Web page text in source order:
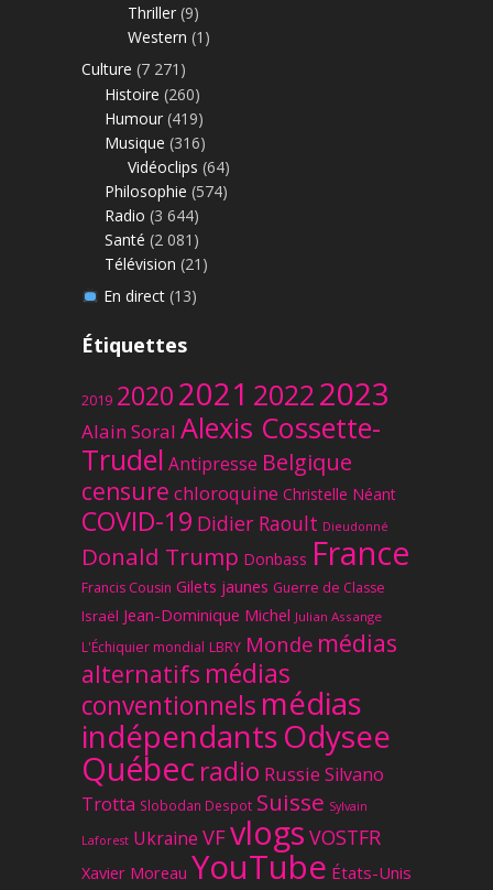
Thriller (9)
Western (1)
Culture (7 271)
Histoire (260)
Humour (419)
Musique (316)
Vidéoclips (64)
Philosophie (574)
Radio (3 644)
Santé (2 081)
Télévision (21)
En direct(13)
Étiquettes
2019 20202021 20222023
Alain Soral Alexis Cossette-
Trudel Antipresse Belgique
censure chloroquine Christelle Néant
COVID-19 Didier Raoult Dieudonné
Donald Trump Donbass France
Francis Cousin Gilets jaunes Guerre de Classe
Israël Jean-Dominique Michel Julian Assange
L'Échiquier mondial LBRY Monde médias
alternatifs médias
conventionnels médias
indépendantsOdysee
Québec radio Russie Silvano
Trotta Slobodan Despot Suisse Sylvain
Laforest Ukraine VFvlogs VOSTFR
Xavier Moreau YouTube États-Unis